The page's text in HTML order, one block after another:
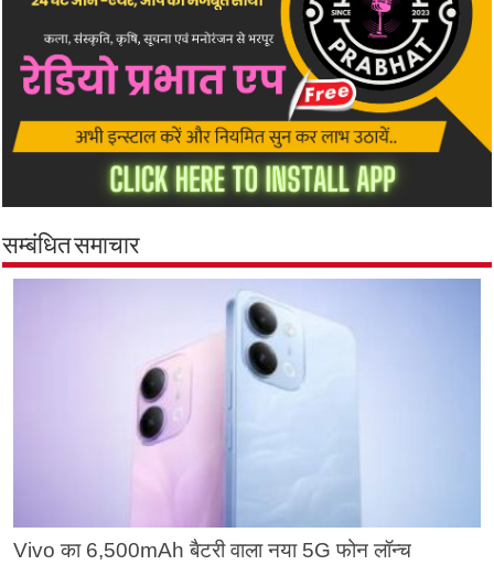
सम्बंधित समाचार
Vivo का 6,500mAh बैटरी वाला नया 5G फोन लॉन्च